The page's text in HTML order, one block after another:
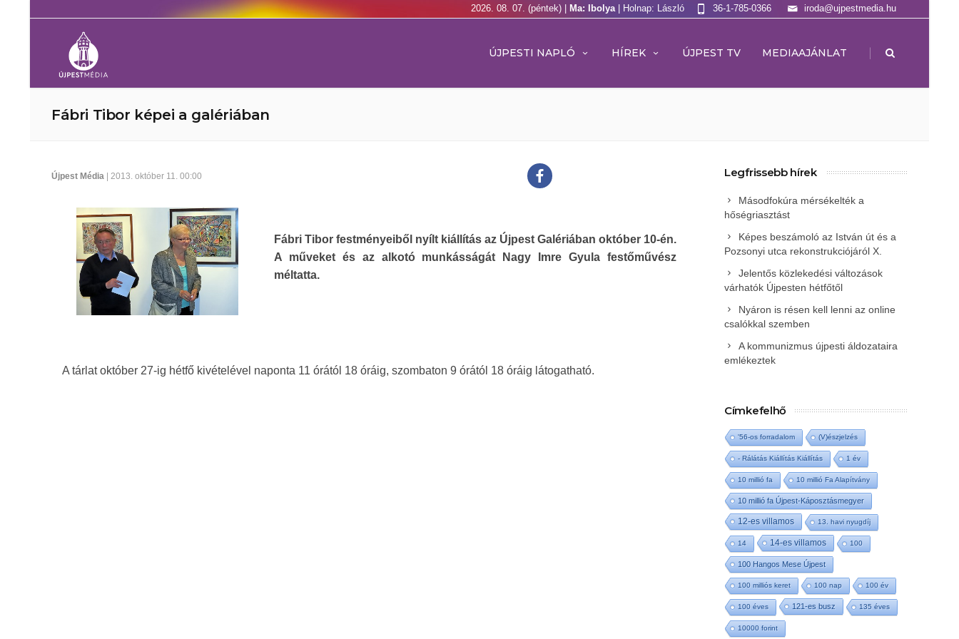
2026. 08. 07. (péntek) | Ma: Ibolya | Holnap: László iroda@ujpestmedia.hu
36-1-785-0366
ÚJPESTI NAPLÓ HÍREK ÚJPEST TV MEDIAAJÁNLAT |
Fábri Tibor képei a galériában
Újpest Média | 2013. október 11. 00:00
Fábri Tibor festményeiből nyílt kiállítás az Újpest Galériában október 10-én.
A műveket és az alkotó munkásságát Nagy Imre Gyula festőművész
méltatta.
A tárlat október 27-ig hétfő kivételével naponta 11 órától 18 óráig, szombaton 9 órától 18 óráig látogatható.
Legfrissebb hírek
Másodfokúra mérsékelték a
hőségriasztást
Képes beszámoló az István út és a
Pozsonyi utca rekonstrukciójáról X.
Jelentős közlekedési változások
várhatók Újpesten hétfőtől
Nyáron is résen kell lenni az online
csalókkal szemben
A kommunizmus újpesti áldozataira
emlékeztek
Címkefelhő
'56-os forradalom (V)észjelzés
- Rálátás Kiállítás Kiállítás 1 év
10 millió fa 10 millió Fa Alapítvány
10 millió fa Újpest-Káposztásmegyer
12-es villamos 13. havi nyugdíj
14 14-es villamos 100
100 Hangos Mese Újpest
100 milliós keret 100 nap 100 év
100 éves 121-es busz 135 éves
10000 forint